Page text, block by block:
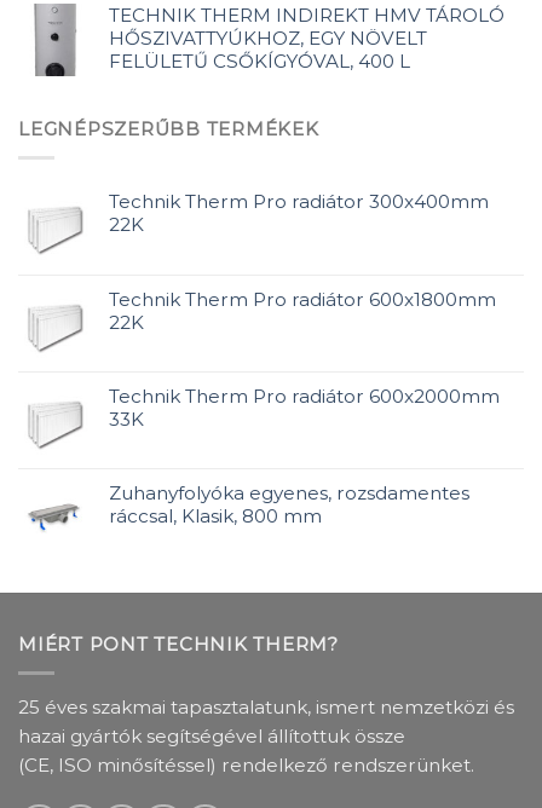
TECHNIK THERM INDIREKT HMV TÁROLÓ
HŐSZIVATTYÚKHOZ, EGY NÖVELT
FELÜLETŰ CSŐKÍGYÓVAL, 400 L
LEGNÉPSZERŰBB TERMÉKEK
Technik Therm Pro radiátor 300x400mm
22K
Technik Therm Pro radiátor 600x1800mm
22K
Technik Therm Pro radiátor 600x2000mm
33K
Zuhanyfolyóka egyenes, rozsdamentes
ráccsal, Klasik, 800 mm
MIÉRT PONT TECHNIK THERM?
25 éves szakmai tapasztalatunk, ismert nemzetközi és
hazai gyártók segítségével állítottuk össze
(CE, ISO minősítéssel) rendelkező rendszerünket.